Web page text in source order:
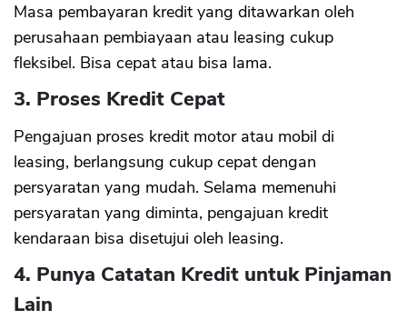
Masa pembayaran kredit yang ditawarkan oleh
perusahaan pembiayaan atau leasing cukup
fleksibel. Bisa cepat atau bisa lama.
3. Proses Kredit Cepat
Pengajuan proses kredit motor atau mobil di
leasing, berlangsung cukup cepat dengan
persyaratan yang mudah. Selama memenuhi
persyaratan yang diminta, pengajuan kredit
kendaraan bisa disetujui oleh leasing.
4. Punya Catatan Kredit untuk Pinjaman
Lain